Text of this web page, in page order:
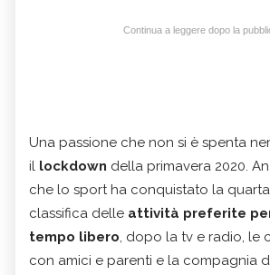
Continua a leggere dopo la
Una passione che non si è spenta
il lockdown della primavera 2020.
che lo sport ha conquistato la
classifica delle attività preferite
tempo libero, dopo la tv e radio, le
con amici e parenti e la compagnia